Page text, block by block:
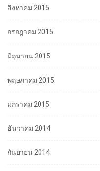
สิงหาคม 2015
กรกฎาคม 2015
มิถุนายน 2015
พฤษภาคม 2015
มกราคม 2015
ธันวาคม 2014
กันยายน 2014